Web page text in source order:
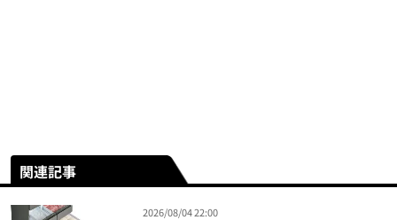
関連記事
2026/08/04 22:00